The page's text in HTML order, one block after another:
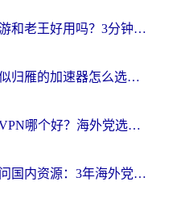
海外党必看：迅游和老王好用吗？3分钟选对加速国内网络的加速器
海外党必看：类似归雁的加速器怎么选？一篇搞定无缝访问国内资源
斧牛和极速穿梭VPN哪个好？海外党选回国加速器必看的真实对比与避坑指南
北美回国无缝访问国内资源：3年海外党亲测的加速器选择指南